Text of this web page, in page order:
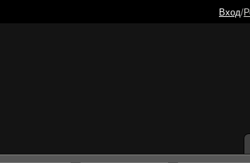
Вход/